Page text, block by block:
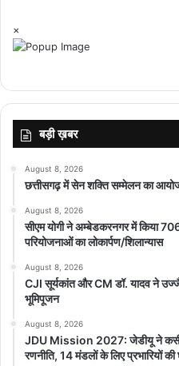
×
बड़ी ख़बर
August 8, 2026
छत्तीसगढ़ में सेन शक्ति सम्मेलन का
August 8, 2026
सीएम योगी ने अम्बेडकरनगर में किया
परियोजनाओं का लोकार्पण/शिलान्यास
August 8, 2026
CJI सूर्यकांत और CM डॉ. यादव ने
भूमिपूजन
August 8, 2026
JDU Mission 2027: जेडीयू ने कसी
रणनीति, 14 मंडलों के लिए प्रभारियों की